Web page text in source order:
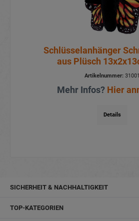
Schlüsselanhänger
aus Plüsch
Artikelnummer:31001
Mehr Infos? Hier
Details
SICHERHEIT & NACHHALTIGKEIT
TOP-KATEGORIEN